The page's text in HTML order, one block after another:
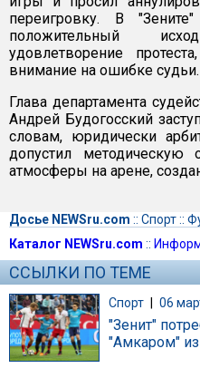
переигровку. В
положительный
удовлетворение
внимание на ошибке судьи.
Глава департамента
Андрей Будогосский
словам, юридически
допустил методическую
атмосферы на арене,
Досье NEWSru.com :: Спорт::
Каталог NEWSru.com ::
ССЫЛКИ ПО ТЕМЕ
Спорт | 06
"Зенит"
"Амкаром"